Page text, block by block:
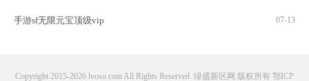
手游sf无限元宝顶级vip 07-13
Copyright 2015-2026 lvoso.com All Rights Reserved. 绿盛新区网 版权所有 鄂ICP